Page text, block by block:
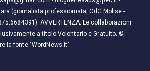
(giornalista professionista, OdG Molise -
AVVERTENZA: Le collaborazioni
a titolo Volontario e Gratuito. ©
la fonte "WordNews.it"